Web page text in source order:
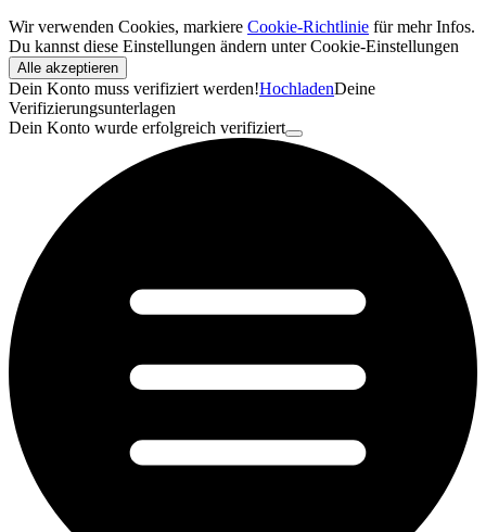
Wir verwenden Cookies, markiere Cookie-Richtlinie für mehr Infos.
Du kannst diese Einstellungen ändern unterCookie-Einstellungen
Alle akzeptieren
Dein Konto muss verifiziert werden!HochladenDeine
Verifizierungsunterlagen
Dein Konto wurde erfolgreich verifiziert